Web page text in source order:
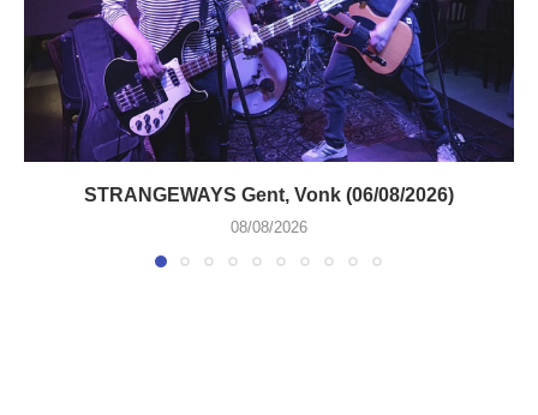
STRANGEWAYS Gent, Vonk (06/08/2026)
08/08/2026